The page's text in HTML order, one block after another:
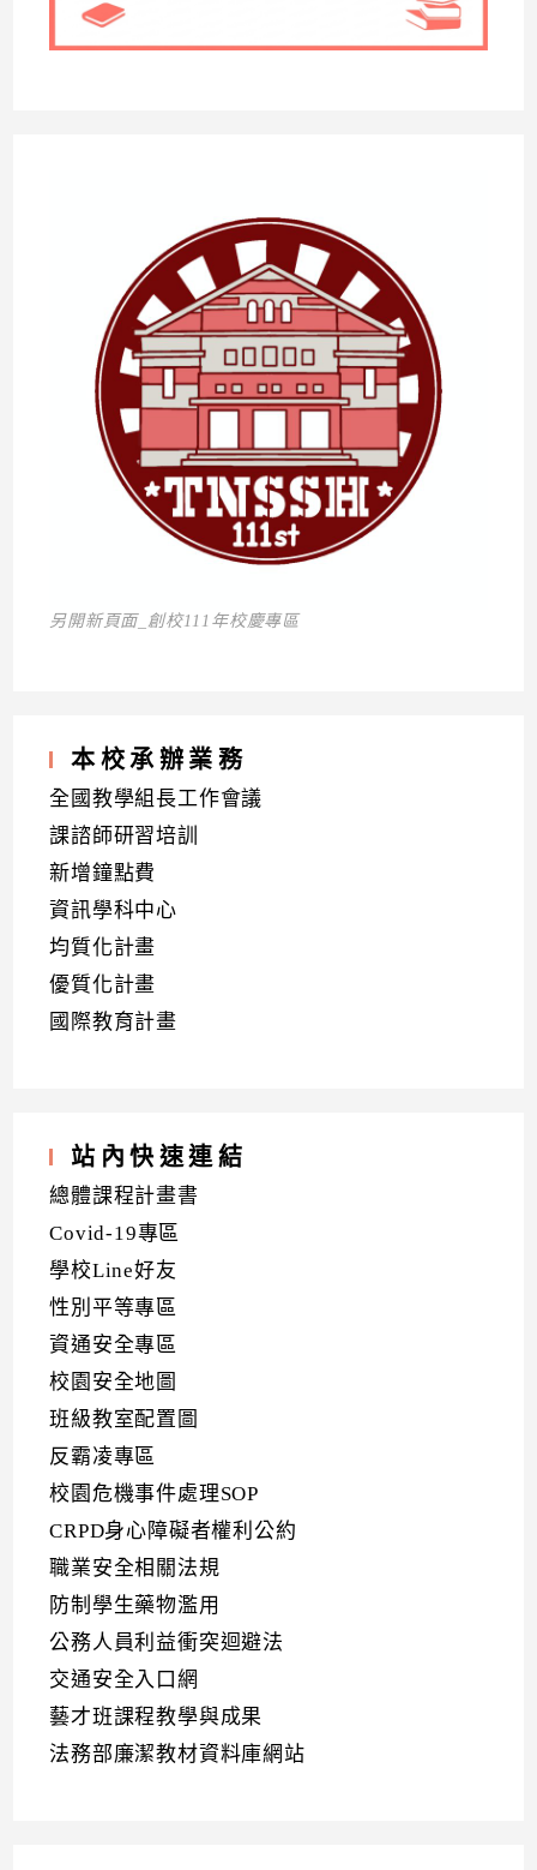
另開新頁面_創校111年校慶專區
本校承辦業務
全國教學組長工作會議
課諮師研習培訓
新增鐘點費
資訊學科中心
均質化計畫
優質化計畫
國際教育計畫
站內快速連結
總體課程計畫書
Covid-19專區
學校Line好友
性別平等專區
資通安全專區
校園安全地圖
班級教室配置圖
反霸凌專區
校園危機事件處理SOP
CRPD身心障礙者權利公約
職業安全相關法規
防制學生藥物濫用
公務人員利益衝突迴避法
交通安全入口網
藝才班課程教學與成果
法務部廉潔教材資料庫網站